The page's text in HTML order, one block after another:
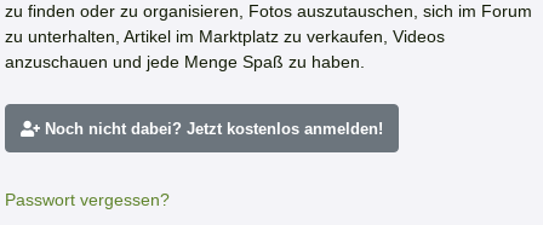
zu finden oder zu organisieren, Fotos auszutauschen, sich im Forum
zu unterhalten, Artikel im Marktplatz zu verkaufen, Videos
anzuschauen und jede Menge Spaß zu haben.
Noch nicht dabei? Jetzt kostenlos anmelden!
Passwort vergessen?